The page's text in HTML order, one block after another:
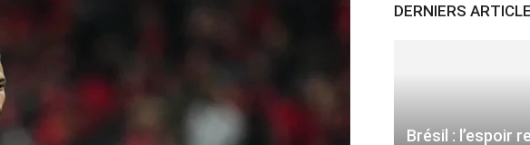
DERNIERS
Brésil : l’espoir